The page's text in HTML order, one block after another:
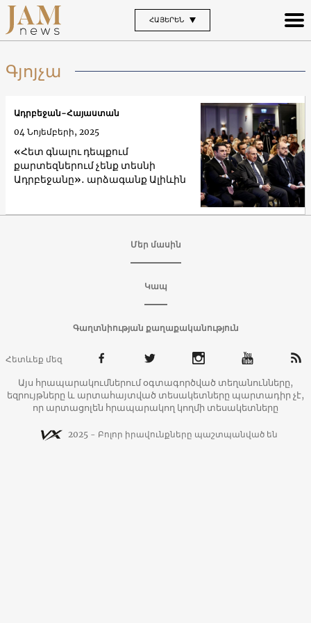
ՀԱՅԵՐԵՆ
Գյոյչա
«Հետ գնալու դեպքում
քարտեզներում չենք տեսնի
Ադրբեջանը»․ արձագանք Ալիևին
Ադրբեջան-Հայաստան
04 Նոյեմբերի, 2025
Մեր մասին
Կապ
Գաղտնիության քաղաքականություն
Հետևեք մեզ
Այս հրապարակումներում օգտագործված տեղանունները,
եզրույթները և արտահայտված տեսակետները պարտադիր չէ,
որ արտացոլեն հրապարակող կողմի տեսակետները
2025 - Բոլոր իրավունքները պաշտպանված են